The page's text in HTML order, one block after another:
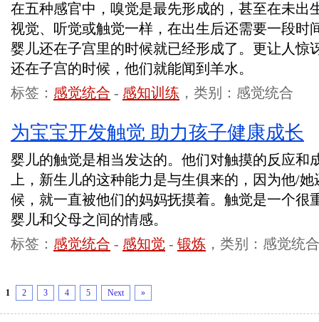
在五种感官中，嗅觉是最先形成的，甚至在未出
视觉、听觉或触觉一样，在出生后还需要一段时
婴儿还在子宫里的时候就已经形成了。更让人惊
还在子宫的时候，他们就能闻到羊水。
标签： 感觉统合 - 感知训练 ，类别：感觉统合
为宝宝开发触觉 助力孩子健康成长
婴儿的触觉是相当发达的。他们对触摸的反应和
上，新生儿的这种能力是与生俱来的，因为他/
候，就一直被他们的妈妈抚摸着。触觉是一个很
婴儿和父母之间的情感。
标签： 感觉统合 - 感知觉 - 锻炼 ，类别：感觉统合
1 2 3 4 5 Next »